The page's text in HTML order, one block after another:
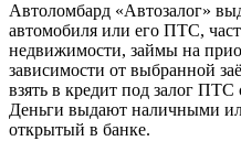
Автоломбард «Автозалог»
автомобиля или его ПТС,
недвижимости, займы на
зависимости от выбранной
взять в кредит под залог
Деньги выдают наличными
открытый в банке.